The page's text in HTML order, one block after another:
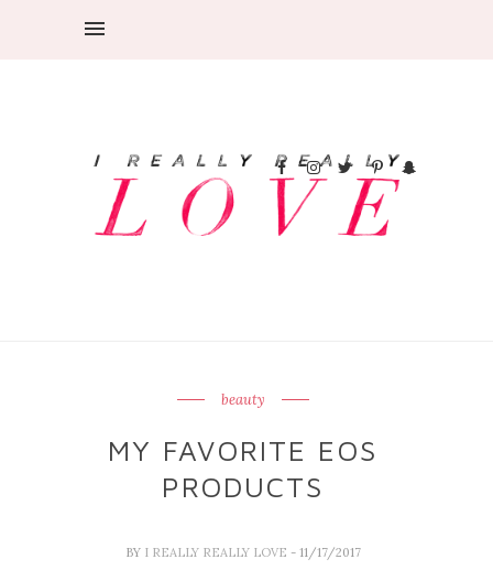
beauty
MY FAVORITE EOS
PRODUCTS
BY I REALLY REALLY LOVE - 11/17/2017